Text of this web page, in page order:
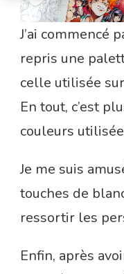
J’ai commencé
repris une
celle utilisée
En tout, c’est
couleurs
Je me suis
touches de
ressortir les
Enfin, après